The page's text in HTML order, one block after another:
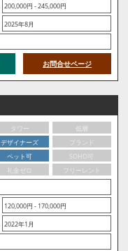
200,000円 - 245,000円
2025年8月
お問合せページ
タワー
低層
デザイナーズ
ブランド
ペット可
SOHO可
礼金ゼロ
フリーレント
120,000円 - 170,000円
2022年1月